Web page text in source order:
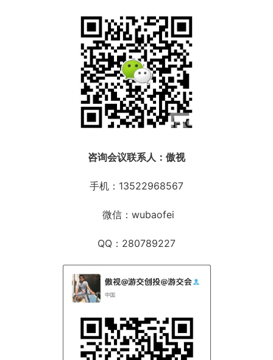
咨询会议联系人：傲视
手机：13522968567
微信：wubaofei
QQ：280789227